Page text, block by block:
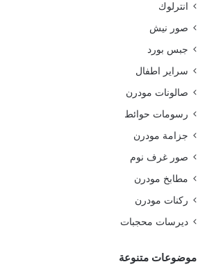
انترلوك
صور نيش
جبس بورد
سراير اطفال
صالونات مودرن
رسومات حوائط
جزامة مودرن
صور غرف نوم
مطابخ مودرن
ركنات مودرن
ديرسات محجبات
موضوعات متنوعة